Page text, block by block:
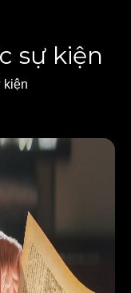
sự kiện
kiện